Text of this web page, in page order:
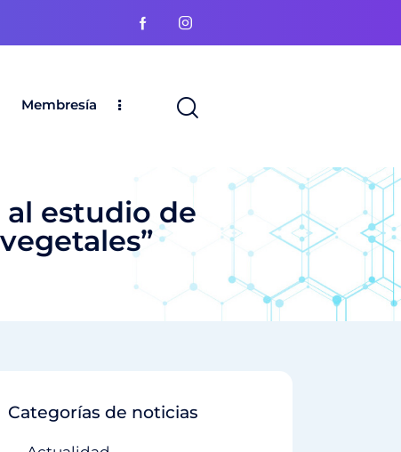
Membresía
estudio de
Categorías de noticias